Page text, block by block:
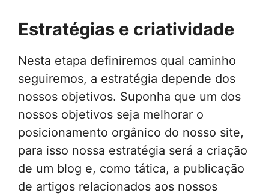
Estratégias e criatividade
Nesta etapa definiremos qual caminho
seguiremos, a estratégia depende dos
nossos objetivos. Suponha que um dos
nossos objetivos seja melhorar o
posicionamento orgânico do nosso site,
para isso nossa estratégia será a criação
de um blog e, como tática, a publicação
de artigos relacionados aos nossos